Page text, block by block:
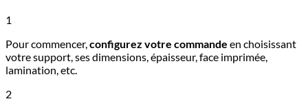
1
Pour commencer,configurez votre commande en choisissant
votre support, ses dimensions, épaisseur, face imprimée,
lamination, etc.
2